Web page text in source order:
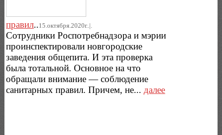
правил..15.октября.2020г..|.
Сотрудники Роспотребнадзора и мэрии
проинспектировали новгородские
заведения общепита. И эта проверка
была тотальной. Основное на что
обращали внимание — соблюдение
санитарных правил. Причем, не... далее